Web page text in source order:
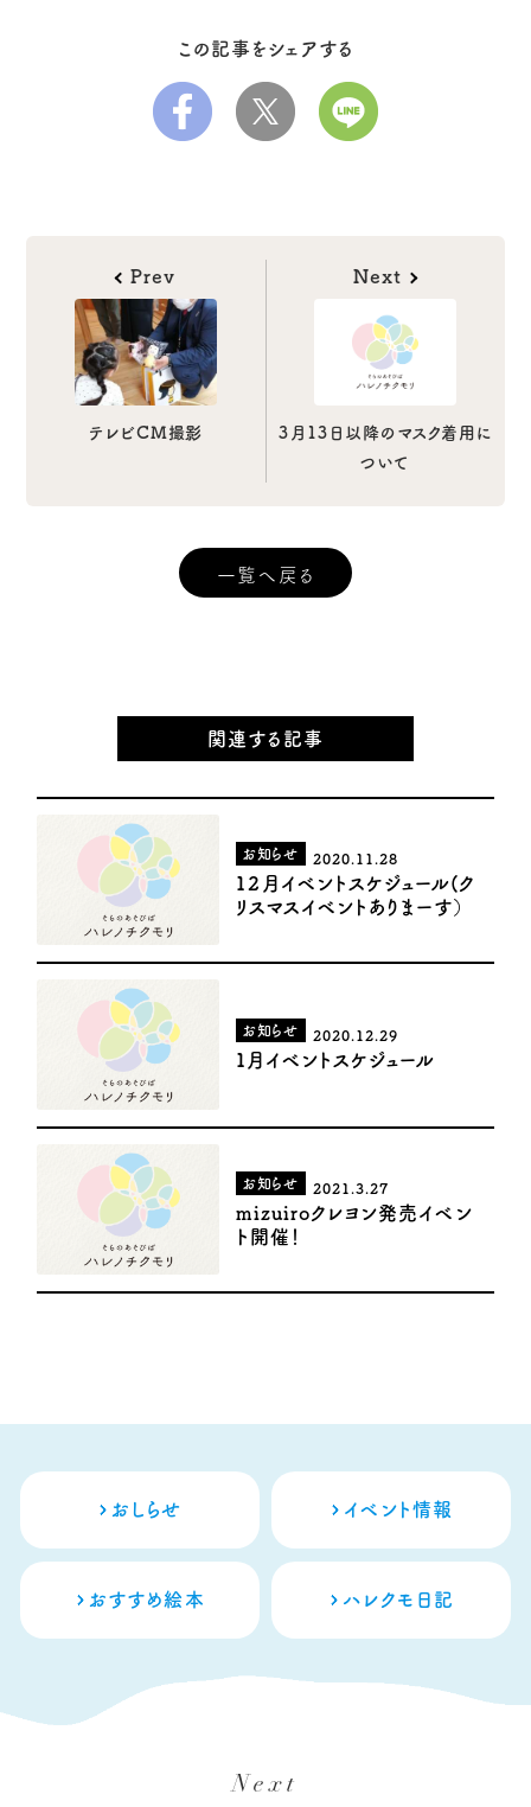
この記事をシェアする
Prev
テレビCM撮影
Next
３月１３日以降のマスク着用に
ついて
一覧へ戻る
関連する記事
お知らせ 2020.11.28
１２月イベントスケジュール(ク
リスマスイベントありまーす）
お知らせ 2020.12.29
１月イベントスケジュール
お知らせ 2021.3.27
mizuiroクレヨン発売イベン
ト開催！
おしらせ イベント情報
おすすめ絵本 ハレクモ日記
Next